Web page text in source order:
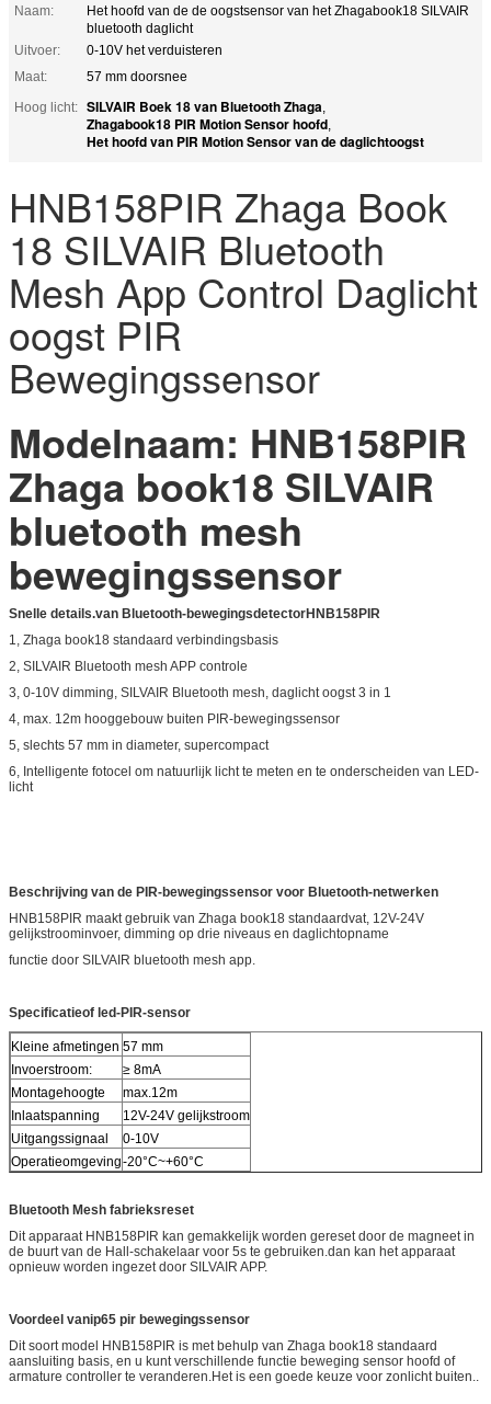
Naam:
Het hoofd van de de oogstsensor van het Zhagabook18 SILVAIR
bluetooth daglicht
Uitvoer:
0-10V het verduisteren
Maat:
57 mm doorsnee
Hoog licht: SILVAIR Boek 18 van Bluetooth Zhaga,
Zhagabook18 PIR Motion Sensor hoofd,
Het hoofd van PIR Motion Sensor van de daglichtoogst
HNB158PIR Zhaga Book
18 SILVAIR Bluetooth
Mesh App Control Daglicht
oogst PIR
Bewegingssensor
Modelnaam: HNB158PIR
Zhaga book18 SILVAIR
bluetooth mesh
bewegingssensor
Snelle details.van Bluetooth-bewegingsdetectorHNB158PIR
1, Zhaga book18 standaard verbindingsbasis
2, SILVAIR Bluetooth mesh APP controle
3, 0-10V dimming, SILVAIR Bluetooth mesh, daglicht oogst 3 in 1
4, max. 12m hooggebouw buiten PIR-bewegingssensor
5, slechts 57 mm in diameter, supercompact
6, Intelligente fotocel om natuurlijk licht te meten en te onderscheiden van LED-
licht
Beschrijving van de PIR-bewegingssensor voor Bluetooth-netwerken
HNB158PIR maakt gebruik van Zhaga book18 standaardvat, 12V-24V
gelijkstroominvoer, dimming op drie niveaus en daglichtopname
functie door SILVAIR bluetooth mesh app.
Specificatieof led-PIR-sensor
Kleine afmetingen 57 mm
Invoerstroom:
≥ 8mA
Montagehoogte
max.12m
Inlaatspanning
12V-24V gelijkstroom
Uitgangssignaal
0-10V
Operatieomgeving-20°C~+60°C
Bluetooth Mesh fabrieksreset
Dit apparaat HNB158PIR kan gemakkelijk worden gereset door de magneet in
de buurt van de Hall-schakelaar voor 5s te gebruiken.dan kan het apparaat
opnieuw worden ingezet door SILVAIR APP.
Voordeel vanip65 pir bewegingssensor
Dit soort model HNB158PIR is met behulp van Zhaga book18 standaard
aansluiting basis, en u kunt verschillende functie beweging sensor hoofd of
armature controller te veranderen.Het is een goede keuze voor zonlicht buiten..